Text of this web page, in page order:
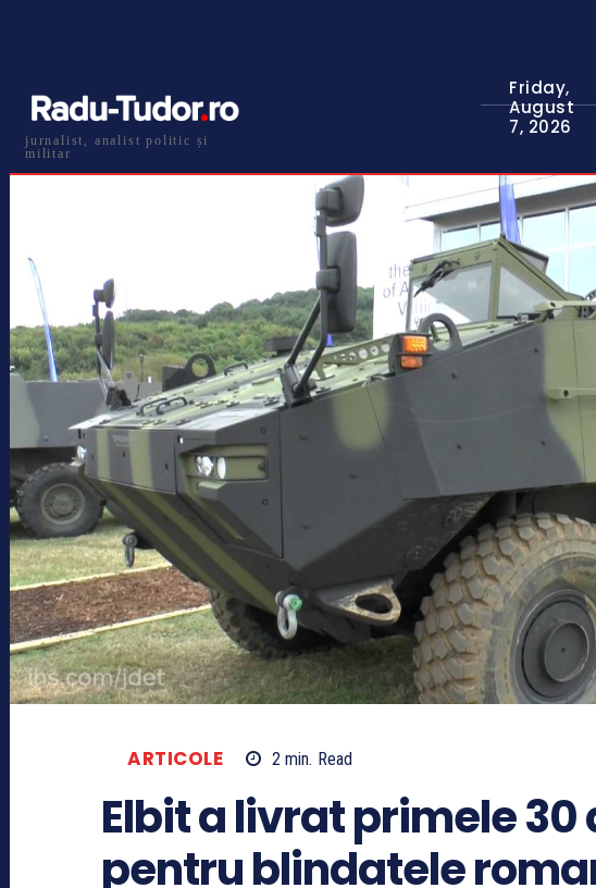
jurnalist, analist politic și
militar
Friday,
August
7, 2026
ARTICOLE 2 min. Read
Elbit a livrat primele 30
pentru blindatele